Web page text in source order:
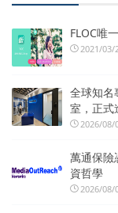
FLOC唯
2021/03/
全球知名
室，正式
2026/08/
萬通保
資哲學
2026/08/